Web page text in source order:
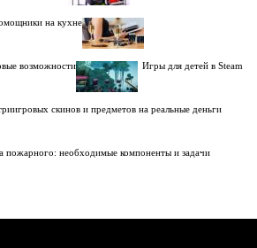
на кухне
возможности Игры для детей в Steam
скинов и предметов на реальные деньги
пожарного: необходимые компоненты и задачи